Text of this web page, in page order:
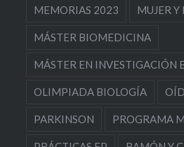
MEMORIAS 2023 MUJER
MÁSTER BIOMEDICINA
MÁSTER EN INVESTIGACIÓN
OLIMPIADA BIOLOGÍA
PARKINSON PROGRAMA